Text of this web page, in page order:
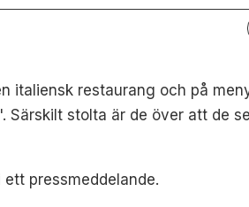
italiensk restaurang och på
Särskilt stolta är de över att de
pressmeddelande.